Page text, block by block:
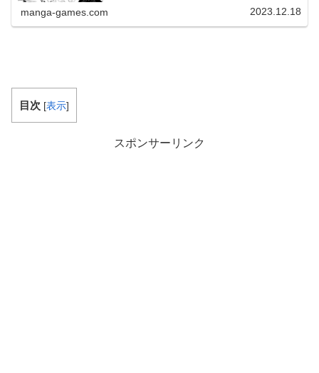
manga-games.com 2023.12.18
目次 [表示]
スポンサーリンク